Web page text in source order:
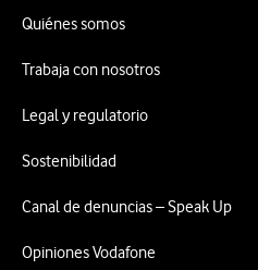
Quiénes somos
Trabaja con nosotros
Legal y regulatorio
Sostenibilidad
Canal de denuncias – Speak Up
Opiniones Vodafone